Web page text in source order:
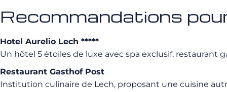
Recommandations
Hotel Aurelio Lech *****
Un hôtel 5 étoiles de luxe avec spa exclusif, restaurant
Restaurant Gasthof Post
Institution culinaire de Lech, proposant une cuisine